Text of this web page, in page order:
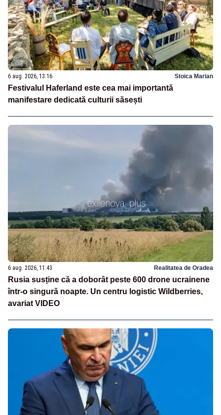
6 aug. 2026, 13:16 Stoica Marian
Festivalul Haferland este cea mai importantă
manifestare dedicată culturii săsești
6 aug. 2026, 11:43 Realitatea de Oradea
Rusia susține că a doborât peste 600 drone ucrainene
într-o singură noapte. Un centru logistic Wildberries,
avariat VIDEO